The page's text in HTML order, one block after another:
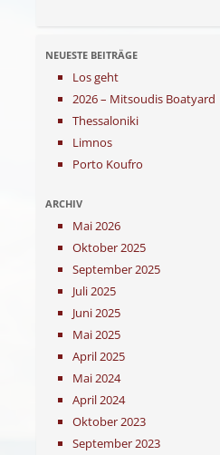
NEUESTE BEITRÄGE
Los geht
2026 – Mitsoudis Boatyard
Thessaloniki
Limnos
Porto Koufro
ARCHIV
Mai 2026
Oktober 2025
September 2025
Juli 2025
Juni 2025
Mai 2025
April 2025
Mai 2024
April 2024
Oktober 2023
September 2023